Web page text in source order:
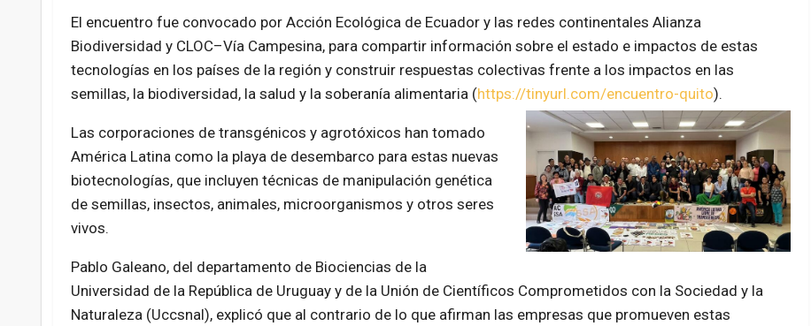
El encuentro fue convocado por Acción Ecológica de Ecuador y las redes continentales Alianza
Biodiversidad y CLOC–Vía Campesina, para compartir información sobre el estado e impactos de estas
tecnologías en los países de la región y construir respuestas colectivas frente a los impactos en las
semillas, la biodiversidad, la salud y la soberanía alimentaria (https://tinyurl.com/encuentro-quito).
Las corporaciones de transgénicos y agrotóxicos han tomado
América Latina como la playa de desembarco para estas nuevas
biotecnologías, que incluyen técnicas de manipulación genética
de semillas, insectos, animales, microorganismos y otros seres
vivos.
Pablo Galeano, del departamento de Biociencias de la
Universidad de la República de Uruguay y de la Unión de Científicos Comprometidos con la Sociedad y la
Naturaleza (Uccsnal), explicó que al contrario de lo que afirman las empresas que promueven estas